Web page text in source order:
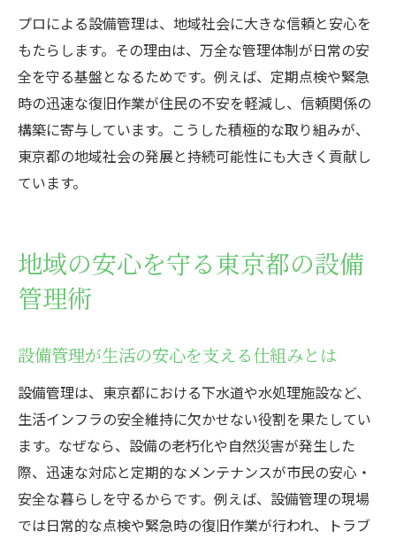
プロによる設備管理は、地域社会に大きな信頼と安心を
もたらします。その理由は、万全な管理体制が日常の安
全を守る基盤となるためです。例えば、定期点検や緊急
時の迅速な復旧作業が住民の不安を軽減し、信頼関係の
構築に寄与しています。こうした積極的な取り組みが、
東京都の地域社会の発展と持続可能性にも大きく貢献し
ています。
地域の安心を守る東京都の設備
管理術
設備管理が生活の安心を支える仕組みとは
設備管理は、東京都における下水道や水処理施設など、
生活インフラの安全維持に欠かせない役割を果たしてい
ます。なぜなら、設備の老朽化や自然災害が発生した
際、迅速な対応と定期的なメンテナンスが市民の安心・
安全な暮らしを守るからです。例えば、設備管理の現場
では日常的な点検や緊急時の復旧作業が行われ、トラブ